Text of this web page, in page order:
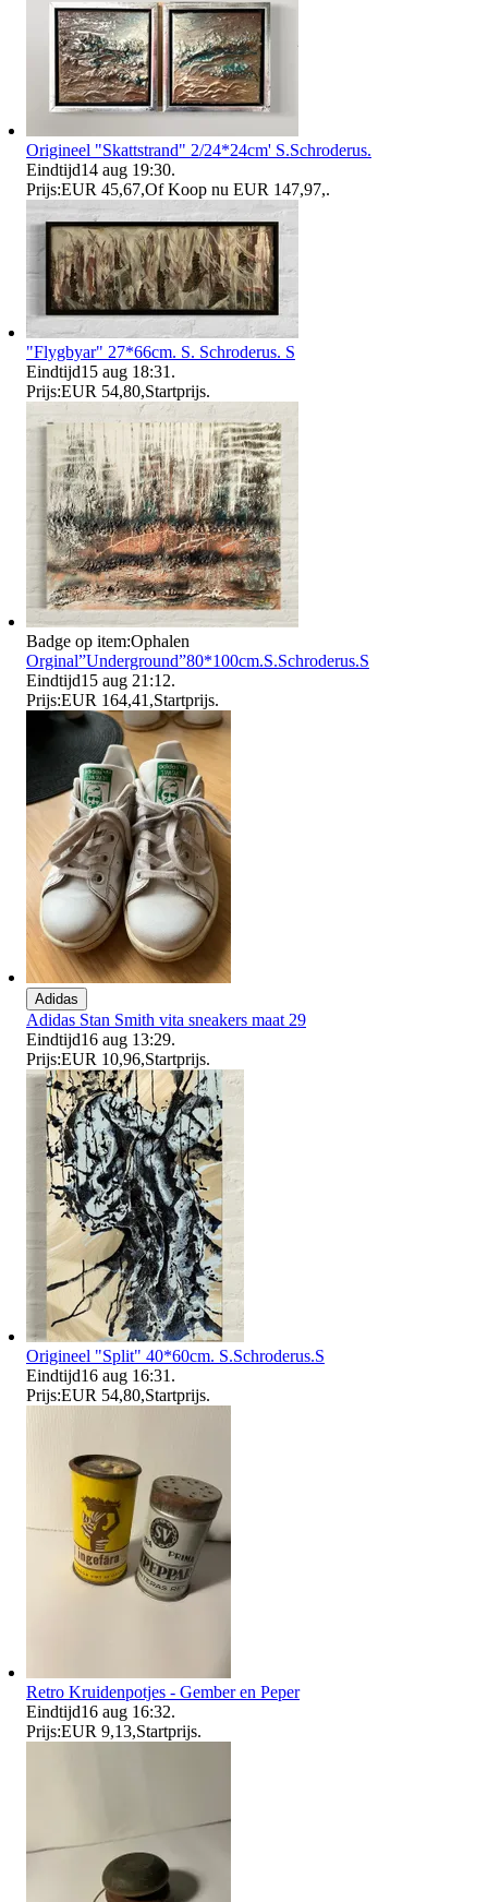
Origineel "Skattstrand" 2/24*24cm' S.Schroderus.
Eindtijd14 aug 19:30.
Prijs:EUR 45,67,Of Koop nu EUR 147,97,.
"Flygbyar" 27*66cm. S. Schroderus. S
Eindtijd15 aug 18:31 .
Prijs:EUR 54,80,Startprijs.
Badge op item:Ophalen
Orginal”Underground”80*100cm.S.Schroderus.S
Eindtijd15 aug 21:12.
Prijs:EUR 164,41 ,Startprijs.
Adidas
Adidas Stan Smith vita sneakers maat 29
Eindtijd16 aug 13:29.
Prijs:EUR 10,96,Startprijs.
Origineel "Split" 40*60cm. S.Schroderus.S
Eindtijd16 aug 16:31 .
Prijs:EUR 54,80,Startprijs.
Retro Kruidenpotjes - Gember en Peper
Eindtijd16 aug 16:32.
Prijs:EUR 9,13,Startprijs.